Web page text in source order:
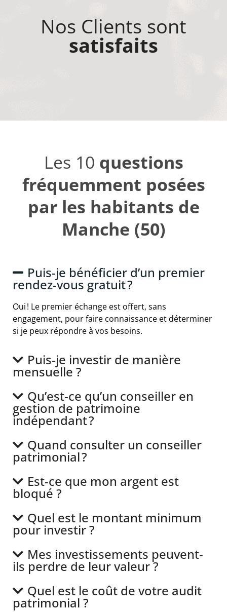
Nos Clients sont
satisfaits
Les 10 questions
fréquemment posées
par les habitants de
Manche (50)
Puis-je bénéficier d’un premier
rendez-vous gratuit ?
Oui ! Le premier échange est offert, sans
engagement, pour faire connaissance et déterminer
si je peux répondre à vos besoins.
Puis-je investir de manière
mensuelle ?
Qu’est-ce qu’un conseiller en
gestion de patrimoine
indépendant ?
Quand consulter un conseiller
patrimonial ?
Est-ce que mon argent est
bloqué ?
Quel est le montant minimum
pour investir ?
Mes investissements peuvent-
ils perdre de leur valeur ?
Quel est le coût de votre audit
patrimonial ?